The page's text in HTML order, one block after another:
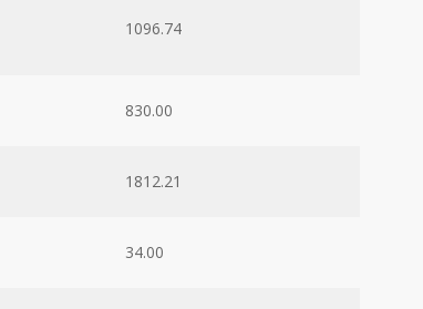
1096.74
830.00
1812.21
34.00